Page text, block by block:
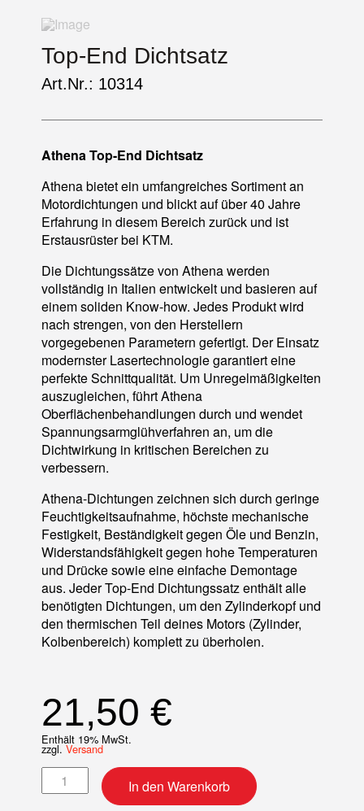
Top-End Dichtsatz
Art.Nr.: 10314
Athena Top-End Dichtsatz
Athena bietet ein umfangreiches Sortiment an
Motordichtungen und blickt auf über 40 Jahre
Erfahrung in diesem Bereich zurück und ist
Erstausrüster bei KTM.
Die Dichtungssätze von Athena werden
vollständig in Italien entwickelt und basieren auf
einem soliden Know-how. Jedes Produkt wird
nach strengen, von den Herstellern
vorgegebenen Parametern gefertigt. Der Einsatz
modernster Lasertechnologie garantiert eine
perfekte Schnittqualität. Um Unregelmäßigkeiten
auszugleichen, führt Athena
Oberflächenbehandlungen durch und wendet
Spannungsarmglühverfahren an, um die
Dichtwirkung in kritischen Bereichen zu
verbessern.
Athena-Dichtungen zeichnen sich durch geringe
Feuchtigkeitsaufnahme, höchste mechanische
Festigkeit, Beständigkeit gegen Öle und Benzin,
Widerstandsfähigkeit gegen hohe Temperaturen
und Drücke sowie eine einfache Demontage
aus. Jeder Top-End Dichtungssatz enthält alle
benötigten Dichtungen, um den Zylinderkopf und
den thermischen Teil deines Motors (Zylinder,
Kolbenbereich) komplett zu überholen.
21,50 €
Enthält 19% MwSt.
zzgl. Versand
Top-End Dichtsatz MengeIn den Warenkorb